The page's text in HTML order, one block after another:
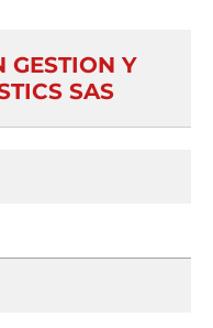
GESTION Y
SAS